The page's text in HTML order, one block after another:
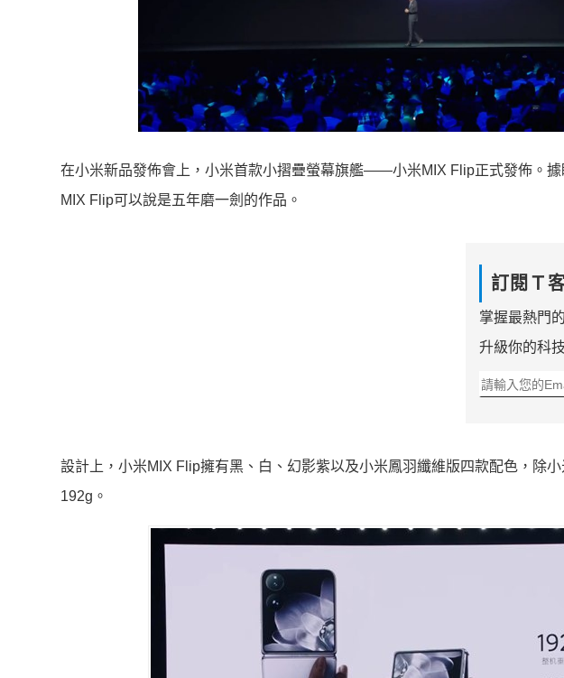
在小米新品發佈會上，小米首款小摺疊螢幕旗艦——小米MIX Flip正式發佈。
MIX Flip可以說是五年磨一劍的作品。
訂閱Ｔ
掌握最熱門
升級你的科
設計上，小米MIX Flip擁有黑、白、幻影紫以及小米鳳羽纖維版四款配色，除
192g。